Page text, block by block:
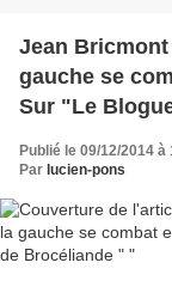
Jean
gauche se
Sur "Le
Publié le 09/12/2014 à
Par lucien-pons